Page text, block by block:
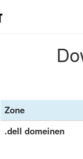
Zone
.dell domeinen